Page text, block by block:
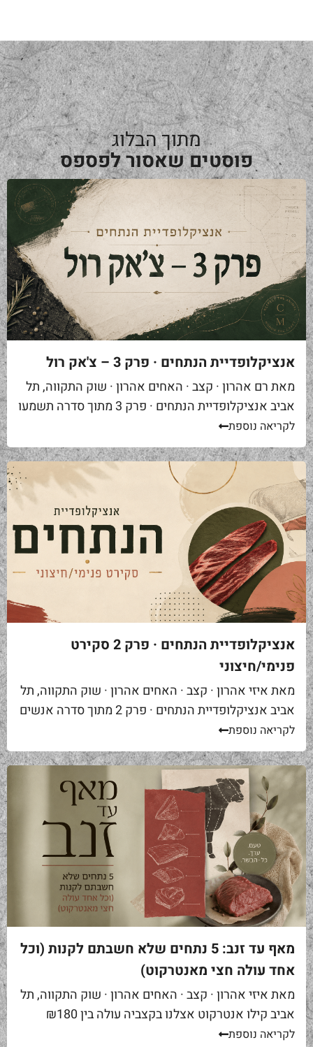
מתוך הבלוג
פוסטים שאסור לפספס
אנציקלופדיית הנתחים · פרק 3 – צ'אק רול
מאת רם אהרון · קצב · האחים אהרון · שוק התקווה, תל
אביב אנציקלופדיית הנתחים · פרק 3 מתוך סדרה תשמעו
סיפור. אתם באים לאחת ממסעדות הבשר הטובות...
לקריאה נוספת
אנציקלופדיית הנתחים · פרק 2 סקירט
פנימי/חיצוני
מאת איזי אהרון · קצב · האחים אהרון · שוק התקווה, תל
אביב אנציקלופדיית הנתחים · פרק 2 מתוך סדרה אנשים
באים אליי בקצביה ומבקשים "סקירט". שאלה ראשונה...
לקריאה נוספת
מאף עד זנב: 5 נתחים שלא חשבתם לקנות (וכל
אחד עולה חצי מאנטרקוט)
מאת איזי אהרון · קצב · האחים אהרון · שוק התקווה, תל
אביב קילו אנטרקוט אצלנו בקצביה עולה בין ₪180
ל-₪220. מחיר יפה – וגם מוצדק, כי זה...
לקריאה נוספת